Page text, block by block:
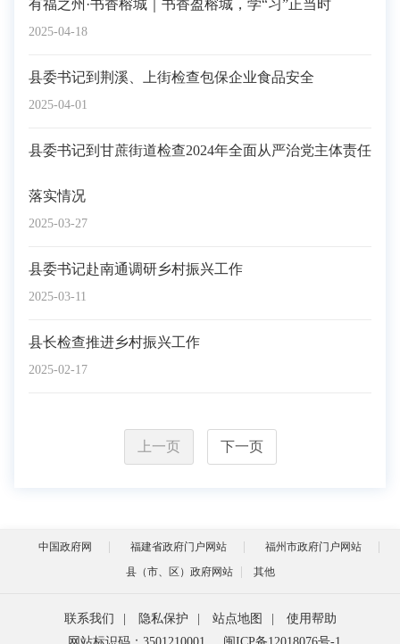
2025-04-18
有福之州·书香榕城｜书香盈榕城，学“习”正当时
2025-04-01
县委书记到荆溪、上街检查包保企业食品安全
2025-03-27
县委书记到甘蔗街道检查2024年全面从严治党主体责任
落实情况
2025-03-11
县委书记赴南通调研乡村振兴工作
2025-02-17
县长检查推进乡村振兴工作
上一页 下一页
中国政府网 福建省政府门户网站
福州市政府门户网站
县（市、区）政府网站
其他
联系我们 隐私保护 站点地图
使用帮助